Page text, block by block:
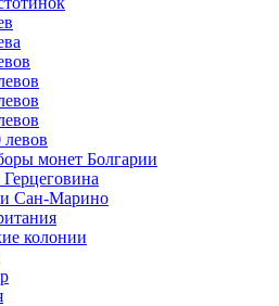
левов
монет Болгарии
Сан-Марино
колонии